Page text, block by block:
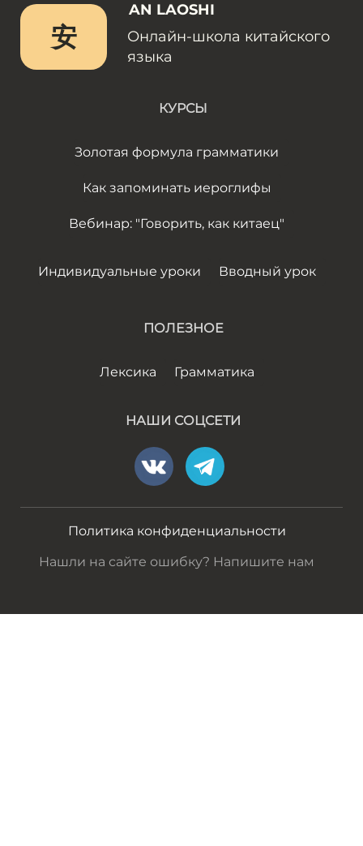
安
AN LAOSHI
Онлайн-школа китайского
языка
КУРСЫ
Золотая формула грамматики
Как запоминать иероглифы
Вебинар: "Говорить, как китаец"
Индивидуальные уроки Вводный урок
ПОЛЕЗНОЕ
Лексика Грамматика
НАШИ СОЦСЕТИ
Политика конфиденциальности
Нашли на сайте ошибку? Напишите нам